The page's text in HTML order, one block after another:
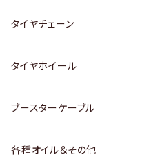
三菱
スバル
レクサス
マツダ
三菱
スバル
いすゞ
ダイハツ
マツダ
三菱
日産
ダイハツ
スバル
スズキ
日産
ダイハツ
マツダ
スズキ
日産
ダイハツ
マツダ
トヨタ
マツダ
タイヤチェーン
タイヤホイール
トヨタ
ホンダ
ブースターケーブル
各種オイル＆その他